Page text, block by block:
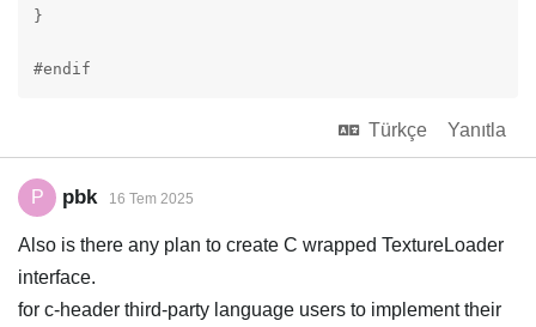
}
#endif
Türkçe Yanıtla
P pbk 16 Tem 2025
Also is there any plan to create C wrapped TextureLoader
interface.
for c-header third-party language users to implement their